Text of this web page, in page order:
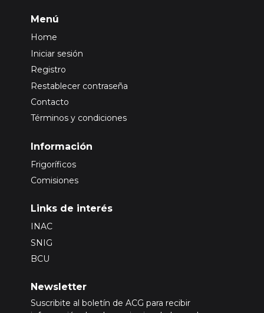
Menú
Home
Iniciar sesión
Registro
Restablecer contraseña
Contacto
Términos y condiciones
Información
Frigoríficos
Comisiones
Links de interés
INAC
SNIG
BCU
Newsletter
Suscribite al boletín de ACG para recibir